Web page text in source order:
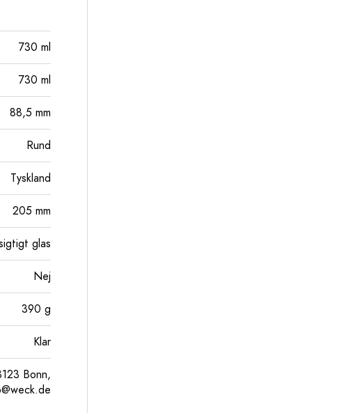
730 ml
730 ml
88,5 mm
Rund
Tyskland
205 mm
glas
Nej
390 g
Klar
Bonn,